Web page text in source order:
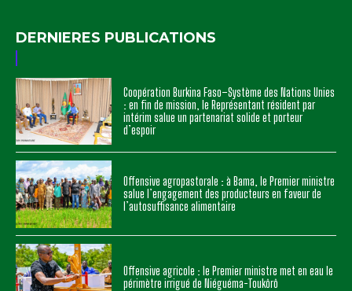
DERNIERES PUBLICATIONS
Coopération Burkina Faso–Système des Nations Unies
: en fin de mission, le Représentant résident par
intérim salue un partenariat solide et porteur
d’espoir
Offensive agropastorale : à Bama, le Premier ministre
salue l’engagement des producteurs en faveur de
l’autosuffisance alimentaire
Offensive agricole : le Premier ministre met en eau le
périmètre irrigué de Niéguéma-Toukôrô